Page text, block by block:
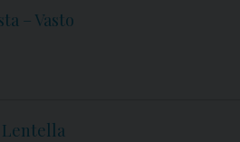
– Vasto
Lentella